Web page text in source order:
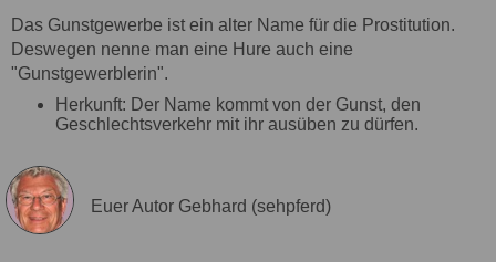
Das Gunstgewerbe ist ein alter Name für die Prostitution.
Deswegen nenne man eine Hure auch eine
"Gunstgewerblerin".
Herkunft: Der Name kommt von der Gunst, den
Geschlechtsverkehr mit ihr ausüben zu dürfen.
Euer Autor Gebhard (sehpferd)